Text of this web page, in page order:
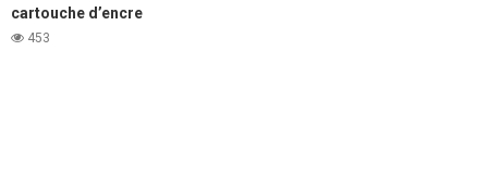
cartouche d’encre
d’imprimante laser Samsung
453